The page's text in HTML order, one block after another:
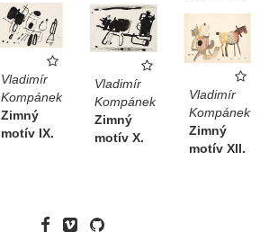
Vladimír
Kompánek
Zimný
motív IX.
Vladimír
Kompánek
Zimný
motív X.
Vladimír
Kompánek
Zimný
motív XII.